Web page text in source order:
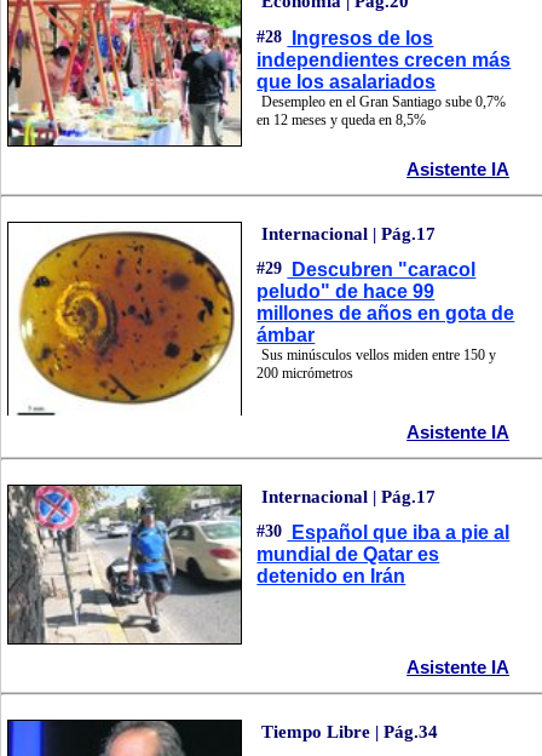
#28
Ingresos de los
independientes crecen más
que los asalariados
Desempleo en el Gran Santiago sube 0,7%
en 12 meses y queda en 8,5%
Asistente IA
Internacional | Pág.17
#29
Descubren "caracol
peludo" de hace 99
millones de años en gota de
ámbar
Sus minúsculos vellos miden entre 150 y
200 micrómetros
Asistente IA
Internacional | Pág.17
#30
Español que iba a pie al
mundial de Qatar es
detenido en Irán
Asistente IA
Tiempo Libre | Pág.34